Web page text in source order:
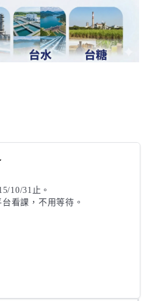
10/31止。
看課，不用等待。